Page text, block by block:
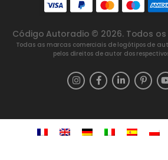
Código Autoradio © 2026. Todos
Todas as marcas comerciais de logótipos de
pelos direitos de autor dos